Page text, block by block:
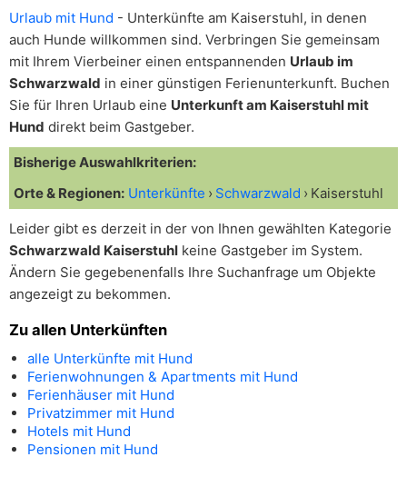
Urlaub mit Hund - Unterkünfte am Kaiserstuhl, in denen
auch Hunde willkommen sind. Verbringen Sie gemeinsam
mit Ihrem Vierbeiner einen entspannenden Urlaub im
Schwarzwald in einer günstigen Ferienunterkunft. Buchen
Sie für Ihren Urlaub eine Unterkunft am Kaiserstuhl mit
Hund direkt beim Gastgeber.
Bisherige Auswahlkriterien:
Orte & Regionen: Unterkünfte Schwarzwald Kaiserstuhl
Leider gibt es derzeit in der von Ihnen gewählten Kategorie
Schwarzwald Kaiserstuhl keine Gastgeber im System.
Ändern Sie gegebenenfalls Ihre Suchanfrage um Objekte
angezeigt zu bekommen.
Zu allen Unterkünften
alle Unterkünfte mit Hund
Ferienwohnungen & Apartments mit Hund
Ferienhäuser mit Hund
Privatzimmer mit Hund
Hotels mit Hund
Pensionen mit Hund